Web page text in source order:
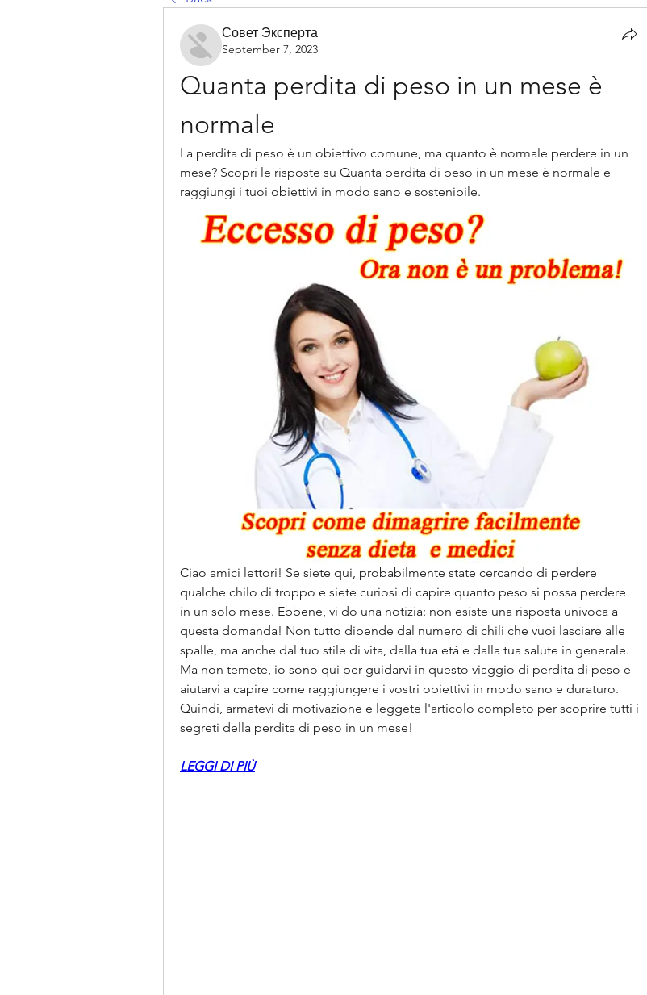
Совет Эксперта
September 7, 2023
Quanta perdita di peso in un mese è
normale
La perdita di peso è un obiettivo comune, ma quanto è normale perdere in un
mese? Scopri le risposte su Quanta perdita di peso in un mese è normale e
raggiungi i tuoi obiettivi in modo sano e sostenibile.
Ciao amici lettori! Se siete qui, probabilmente state cercando di perdere
qualche chilo di troppo e siete curiosi di capire quanto peso si possa perdere
in un solo mese. Ebbene, vi do una notizia: non esiste una risposta univoca a
questa domanda! Non tutto dipende dal numero di chili che vuoi lasciare alle
spalle, ma anche dal tuo stile di vita, dalla tua età e dalla tua salute in generale.
Ma non temete, io sono qui per guidarvi in questo viaggio di perdita di peso e
aiutarvi a capire come raggiungere i vostri obiettivi in modo sano e duraturo.
Quindi, armatevi di motivazione e leggete l'articolo completo per scoprire tutti i
segreti della perdita di peso in un mese!
LEGGI DI PIÙ